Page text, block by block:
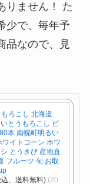
りません！ た
少で、毎年予
品なので、見
ろこし 北海道
とうもろこし ピ
本 南幌町明るい
イトコーン ホワ
とうきび 産地直
フルーツ 旬 お取
、送料無料) (20